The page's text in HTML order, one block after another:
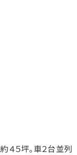
４５坪。車２台並列